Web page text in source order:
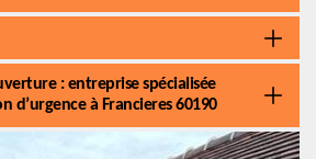
: entreprise spécialisée
à Francieres 60190